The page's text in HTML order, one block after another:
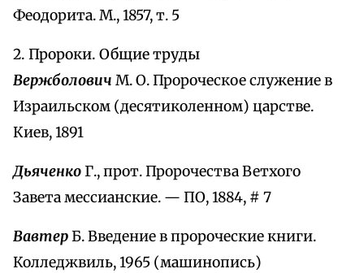
Феодорита. М., 1857, т. 5
2. Пророки. Общие труды
Вержболович М. О. Пророческое служение в
Израильском (десятиколенном) царстве.
Киев, 1891
ДьяченкоГ., прот. Пророчества Ветхого
Завета мессианские. — ПО, 1884, # 7
ВавтерБ. Введение в пророческие книги.
Колледжвиль, 1965 (машинопись)